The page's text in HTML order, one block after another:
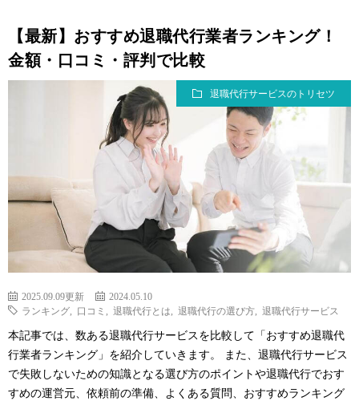
【最新】おすすめ退職代行業者ランキング！
金額・口コミ・評判で比較
退職代行サービスのトリセツ
2025.09.09更新
2024.05.10
ランキング
口コミ 退職代行とは 退職代行の選び方 退職代行サービス
本記事では、数ある退職代行サービスを比較して「おすすめ退職代
行業者ランキング」を紹介していきます。 また、退職代行サービス
で失敗しないための知識となる選び方のポイントや退職代行でおす
すめの運営元、依頼前の準備、よくある質問、おすすめランキング